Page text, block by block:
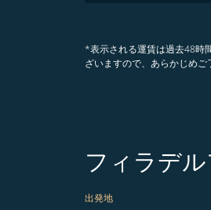
*表示される運賃は過去48時
ざいますので、あらかじめご
フィラデ
出発地